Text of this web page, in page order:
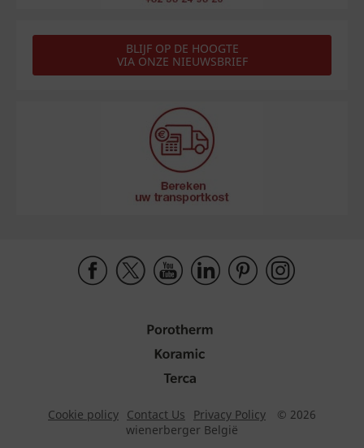
BLIJF OP DE HOOGTE
VIA ONZE NIEUWSBRIEF
Cookie policy Contact Us Privacy Policy
© 2026
wienerberger België